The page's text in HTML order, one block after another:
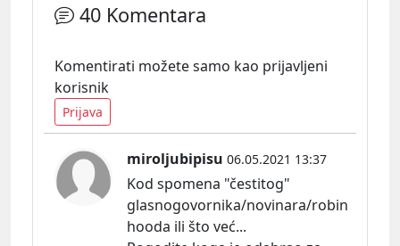
40 Komentara
Komentirati možete samo kao prijavljeni
korisnik
Prijava
miroljubipisu 06.05.2021 13:37
Kod spomena "čestitog"
glasnogovornika/novinara/robin
hooda ili što već...